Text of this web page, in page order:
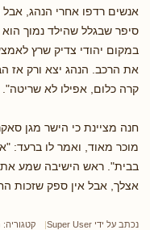
אנשים רדפו אחרי הנהג,
סיפר שבגלל שהילד נמוך
במקום יהודי צדיק שרץ
את הרכב. הנהג יצא ורק אז
קרה כלום, אפילו לא שריטה".
חנה מציינת כי הישר מגן
מוכר מאוד, ואמר לו ברעד:
בבית". ראש הישיבה שמע את
אצלך, אבל אין ספק שזכות
נכתב על ידי Super User קטגוריה: